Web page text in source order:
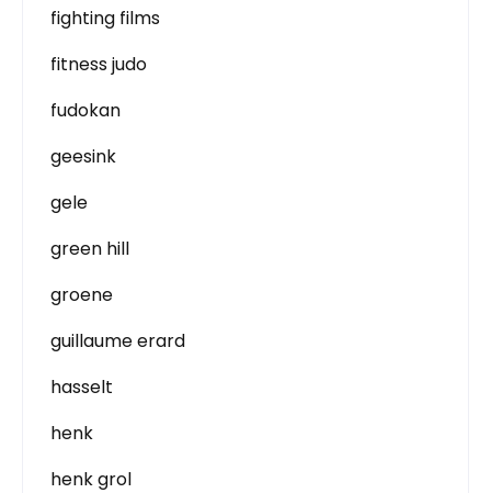
fighting films
fitness judo
fudokan
geesink
gele
green hill
groene
guillaume erard
hasselt
henk
henk grol